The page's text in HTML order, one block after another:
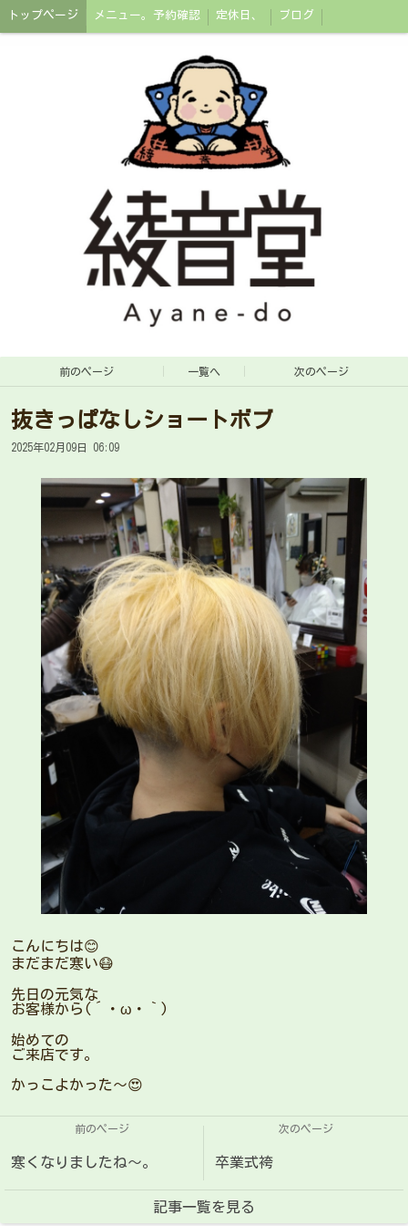
トップページ メニュー。予約確認 定休日、 ブログ
前のページ 一覧へ 次のページ
抜きっぱなしショートボブ
2025年02月09日 06:09
こんにちは😊
まだまだ寒い😷
先日の元気な
お客様から(´・ω・｀)
始めての
ご来店です。
かっこよかった〜😍
前のページ
寒くなりましたね〜。
次のページ
卒業式袴
記事一覧を見る